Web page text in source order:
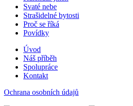
Svaté nebe
Strašidelné bytosti
Proč se říká
Povídky
Úvod
Náš příběh
Spolupráce
Kontakt
Ochrana osobních údajů